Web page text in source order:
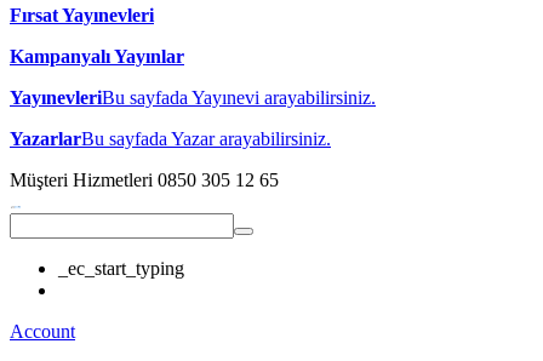
Fırsat Yayınevleri
Kampanyalı Yayınlar
YayınevleriBu sayfada Yayınevi arayabilirsiniz.
YazarlarBu sayfada Yazar arayabilirsiniz.
Müşteri Hizmetleri 0850 305 12 65
_ec_start_typing
Account